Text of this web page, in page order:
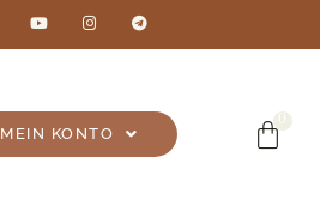
MEIN KONTO